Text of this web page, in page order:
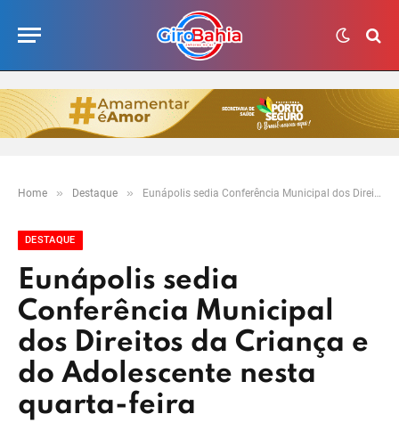
Home » Destaque » Eunápolis sedia Conferência Municipal dos Direitos da Criança e do Adolescente nesta quarta-feira
DESTAQUE
Eunápolis sedia
Conferência Municipal
dos Direitos da Criança e
do Adolescente nesta
quarta-feira